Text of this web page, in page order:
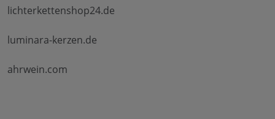
lichterkettenshop24.de
luminara-kerzen.de
ahrwein.com